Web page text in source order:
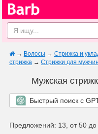
→ Волосы → Стрижка и
стрижка → Стрижки для мужчин
Мужская
Быстрый поиск с
Предложений: 13, от 50